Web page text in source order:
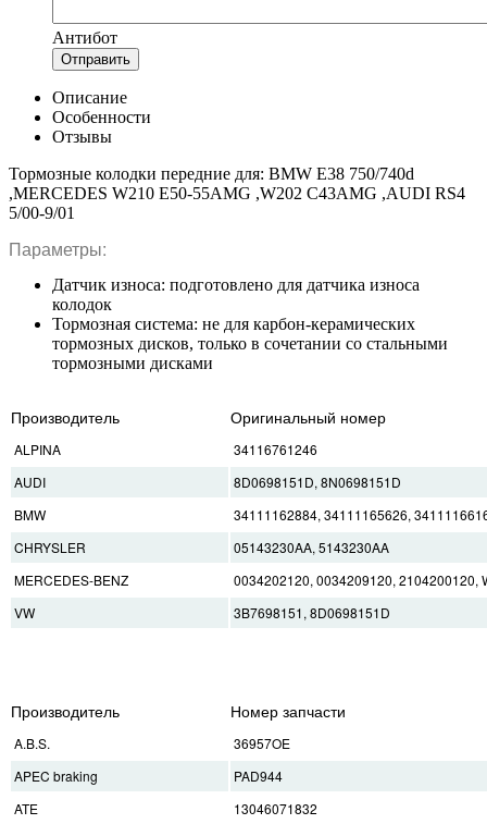
Антибот
Отправить
Описание
Особенности
Отзывы
Тормозные колодки передние для: BMW E38 750/740d
,MERCEDES W210 E50-55AMG ,W202 C43AMG ,AUDI RS4
5/00-9/01
Параметры:
Датчик износа: подготовлено для датчика износа
колодок
Тормозная система: не для карбон-керамических
тормозных дисков, только в сочетании со стальными
тормозными дисками
Производитель Оригинальный номер
ALPINA
34116761246
AUDI
8D0698151D, 8N0698151D
BMW
34111162884, 34111165626,
CHRYSLER
05143230AA, 5143230AA
MERCEDES-BENZ
0034202120, 0034209120, 2104200120,
VW
3B7698151, 8D0698151D
Производитель Номер запчасти
A.B.S.
36957OE
APEC braking
PAD944
ATE
13046071832